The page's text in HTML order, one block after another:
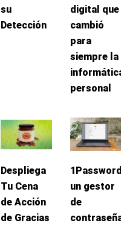
su
Detección
digital que
cambió
para
siempre la
informática
personal
Despliega
Tu Cena
de Acción
de Gracias
1Password:
un gestor
de